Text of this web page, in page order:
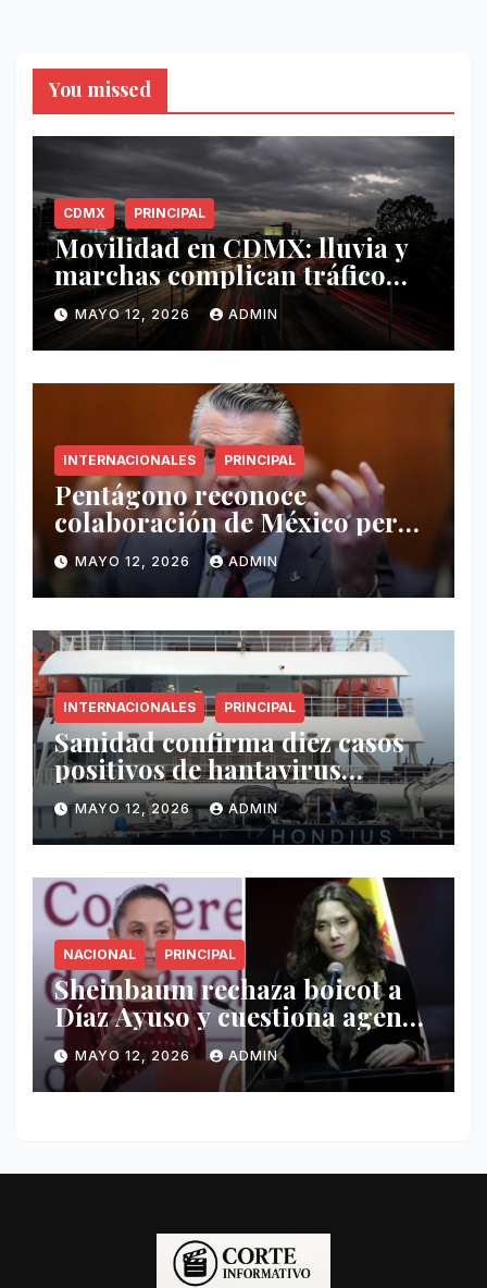
You missed
CDMX PRINCIPAL
Movilidad en CDMX: lluvia y
marchas complican tráfico
este 12 de mayo
MAYO 12, 2026 ADMIN
INTERNACIONALES PRINCIPAL
Pentágono reconoce
colaboración de México pero
exige mayor operatividad
antidrogas
MAYO 12, 2026 ADMIN
INTERNACIONALES PRINCIPAL
Sanidad confirma diez casos
positivos de hantavirus
vinculados al crucero MV
Hondius
MAYO 12, 2026 ADMIN
NACIONAL PRINCIPAL
Sheinbaum rechaza boicot a
Díaz Ayuso y cuestiona agenda
de funcionaria española
MAYO 12, 2026 ADMIN